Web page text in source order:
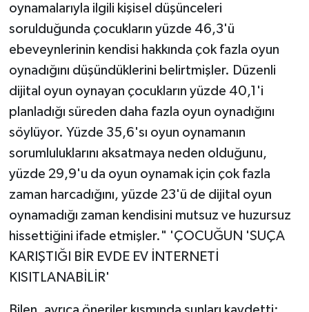
oynamalarıyla ilgili kişisel düşünceleri
sorulduğunda çocukların yüzde 46,3'ü
ebeveynlerinin kendisi hakkında çok fazla oyun
oynadığını düşündüklerini belirtmişler. Düzenli
dijital oyun oynayan çocukların yüzde 40,1'i
planladığı süreden daha fazla oyun oynadığını
söylüyor. Yüzde 35,6'sı oyun oynamanın
sorumluluklarını aksatmaya neden olduğunu,
yüzde 29,9'u da oyun oynamak için çok fazla
zaman harcadığını, yüzde 23'ü de dijital oyun
oynamadığı zaman kendisini mutsuz ve huzursuz
hissettiğini ifade etmişler." 'ÇOCUĞUN 'SUÇA
KARIŞTIĞI BİR EVDE EV İNTERNETİ
KISITLANABİLİR'